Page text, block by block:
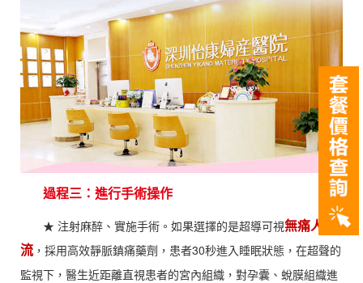
過程三：進行手術操作
★ 注射麻醉、實施手術。如果選擇的是超導可視無痛人
流 ，採用高效靜脈鎮痛藥劑，患者30秒進入睡眠狀態，在超聲的
監視下，醫生近距離直視患者的宮內組織，對孕囊、蛻膜組織進